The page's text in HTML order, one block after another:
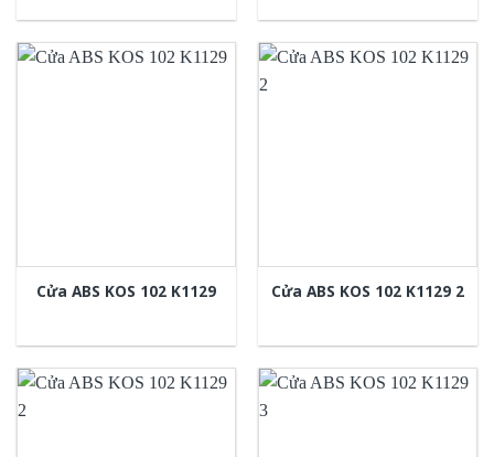
Cửa ABS KOS 102 K1129 Cửa ABS KOS 102 K1129 2